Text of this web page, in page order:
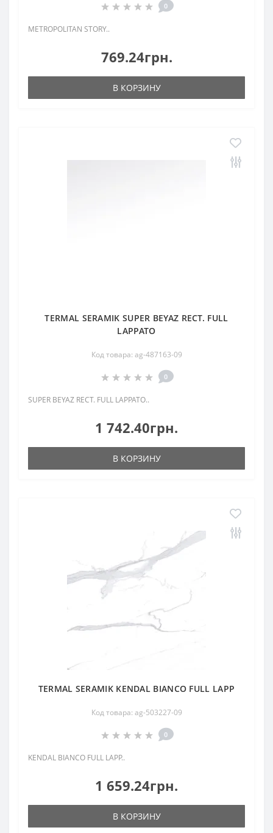
0
METROPOLITAN STORY..
769.24грн.
В КОРЗИНУ
TERMAL SERAMIK SUPER BEYAZ RECT. FULL
LAPPATO
Код товара: ag-487163-09
0
SUPER BEYAZ RECT. FULL LAPPATO..
1 742.40грн.
В КОРЗИНУ
TERMAL SERAMIK KENDAL BIANCO FULL LAPP
Код товара: ag-503227-09
0
KENDAL BIANCO FULL LAPP..
1 659.24грн.
В КОРЗИНУ